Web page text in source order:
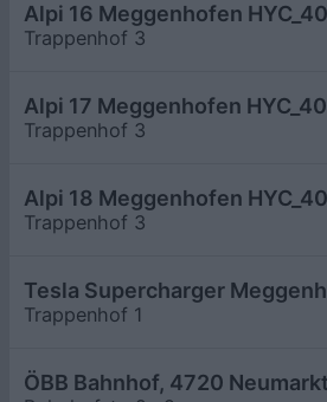
Alpi 16 Meggenhofen
Trappenhof 3
Alpi 17 Meggenhofen
Trappenhof 3
Alpi 18 Meggenhofen
Trappenhof 3
Tesla Supercharger
Trappenhof 1
ÖBB Bahnhof, 4720